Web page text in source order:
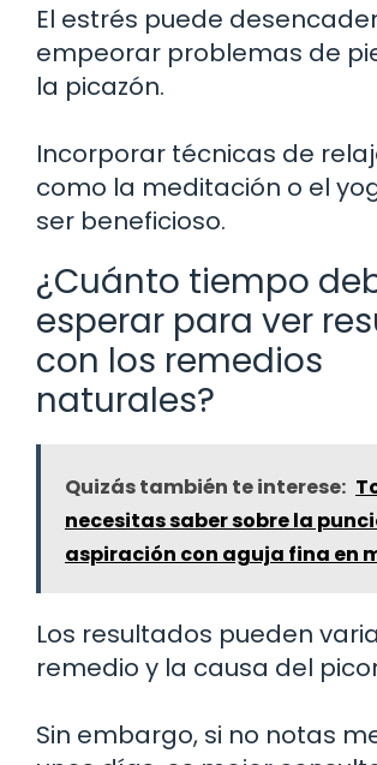
El estrés puede
empeorar problemas de
la picazón.
Incorporar técnicas de
como la meditación o el
ser beneficioso.
¿Cuánto tiempo
esperar para ver
con los remedios
naturales?
Quizás también te interese:
necesitas saber sobre la
aspiración con aguja fina en
Los resultados pueden
remedio y la causa del
Sin embargo, si no notas